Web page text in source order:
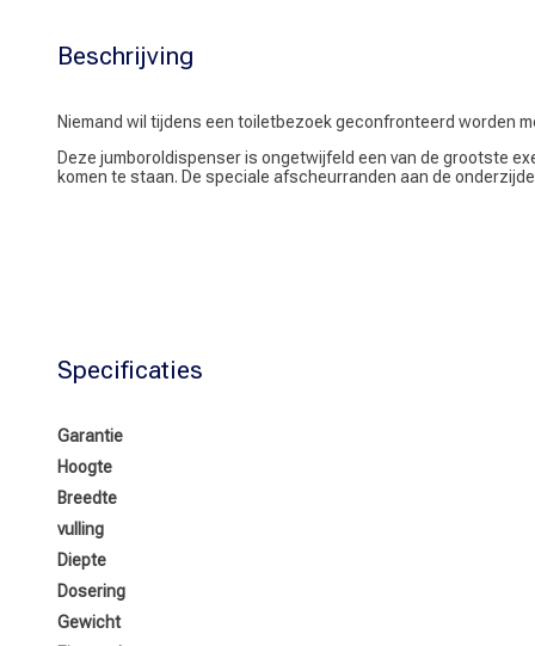
Beschrijving
Niemand wil tijdens een toiletbezoek geconfronteerd worden
Deze jumboroldispenser is ongetwijfeld een van de grootste
komen te staan. De speciale afscheurranden aan de
Specificaties
Garantie
Hoogte
Breedte
vulling
Diepte
Dosering
Gewicht